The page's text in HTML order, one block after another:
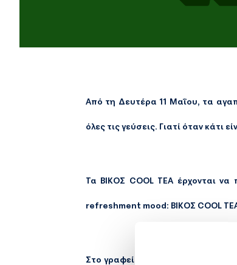
Από τη Δευτέρα 11 Μαΐου, τα
όλες τις γεύσεις. Γιατί όταν κάτι
Τα ΒΙΚΟΣ COOL TEA έρχονται
refreshment mood: ΒΙΚΟΣ COOL
Στο γραφείο, στη βόλτα, στο